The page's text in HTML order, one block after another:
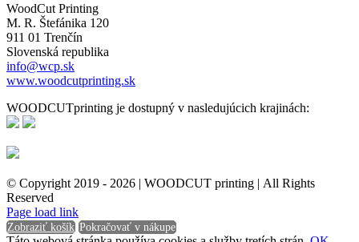
WoodCut Printing
M. R. Štefánika 120
911 01 Trenčín
Slovenská republika
info@wcp.sk
www.woodcutprinting.sk
WOODCUTprinting je dostupný v nasledujúcich krajinách:
© Copyright 2019 - 2026 | WOODCUT printing | All Rights
Reserved
Facebook
Instagram
Page load link
Zobraziť košík Pokračovať v nákupe